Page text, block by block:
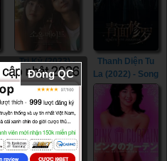
Tri Kỷ (2023) -
Soulmate (2023)
Thanh Diện Tu
La (2022) - Song
of the
Assassins
(2022)
Đóng QC